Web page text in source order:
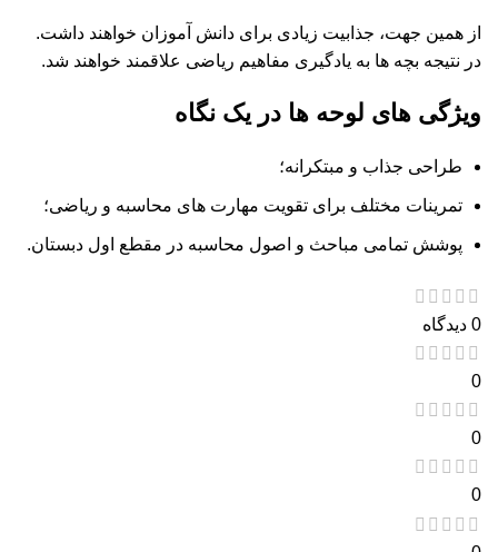
از همین جهت، جذابیت زیادی برای دانش آموزان خواهند داشت.
در نتیجه بچه ها به یادگیری مفاهیم ریاضی علاقمند خواهند شد.
ویژگی های لوحه ها در یک نگاه
طراحی جذاب و مبتکرانه؛
تمرینات مختلف برای تقویت مهارت های محاسبه و ریاضی؛
پوشش تمامی مباحث و اصول محاسبه در مقطع اول دبستان.
0 دیدگاه
0
0
0